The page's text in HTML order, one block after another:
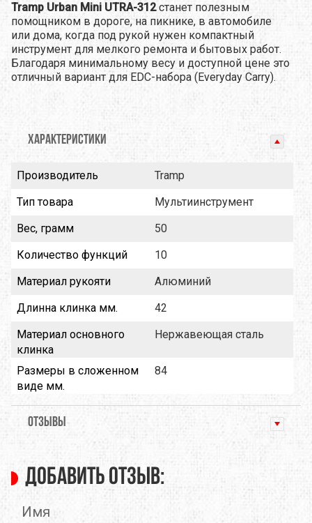
Tramp Urban Mini UTRA-312станет полезным
помощником в дороге, на пикнике, в автомобиле
или дома, когда под рукой нужен компактный
инструмент для мелкого ремонта и бытовых работ.
Благодаря минимальному весу и доступной цене это
отличный вариант для EDC-набора (Everyday Carry).
ХАРАКТЕРИСТИКИ
Производитель
Tramp
Тип товара
Мультиинструмент
Вес, грамм
50
Количество функций
10
Материал рукояти
Алюминий
Длинна клинка мм.
42
Материал основного
клинка
Нержавеющая сталь
Размеры в сложенном
виде мм.
84
ОТЗЫВЫ
Добавить отзыв:
Имя